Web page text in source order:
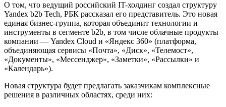
О том, что ведущий российский IT-холдинг создал структуру
Yandex b2b Tech, РБК рассказал его представитель. Это новая
единая бизнес-группа, которая объединит технологии и
инструменты в сегменте b2b, в том числе облачные продукты
компании — Yandex Cloud и «Яндекс 360» (платформа,
объединяющая сервисы «Почта», «Диск», «Телемост»,
«Документы», «Мессенджер», «Заметки», «Рассылки» и
«Календарь»).
Новая структура будет предлагать заказчикам комплексные
решения в различных областях, среди них: